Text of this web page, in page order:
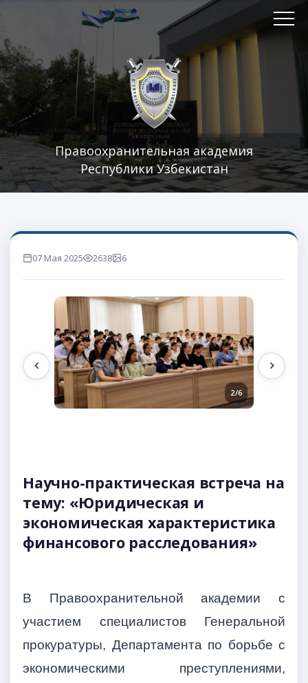
Правоохранительная академия
Республики Узбекистан
07 Мая 2025 2638
marta ko'rilgan
6
2/6
Научно-практическая встреча на
тему: «Юридическая и
экономическая характеристика
финансового расследования»
В Правоохранительной академии с
участием специалистов Генеральной
прокуратуры, Департамента по борьбе с
экономическими преступлениями,